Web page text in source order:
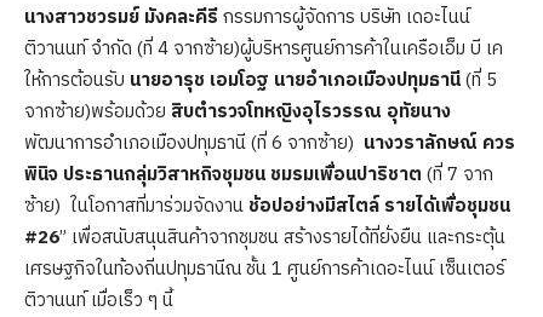
นางสาวชวรมย์ มังคละคีรีกรรมการผู้จัดการ บริษัท เดอะไนน์
ติวานนท์ จำกัด (ที่ 4 จากซ้าย)ผู้บริหารศูนย์การค้าในเครือเอ็ม บี เค
ให้การต้อนรับ นายอารุช เอมโอฐ นายอำเภอเมืองปทุมธานี(ที่ 5
จากซ้าย)พร้อมด้วย สิบตำรวจโทหญิงอุไรวรรณ อุทัยนาง
พัฒนาการอำเภอเมืองปทุมธานี (ที่ 6 จากซ้าย) นางวราลักษณ์ ควร
พินิจ ประธานกลุ่มวิสาหกิจชุมชน ชมรมเพื่อนปาริชาต (ที่ 7 จาก
ซ้าย) ในโอกาสที่มาร่วมจัดงาน ช้อปอย่างมีสไตล์ รายได้เพื่อชุมชน
#26” เพื่อสนับสนุนสินค้าจากชุมชน สร้างรายได้ที่ยั่งยืน และกระตุ้น
เศรษฐกิจในท้องถิ่นปทุมธานีณ ชั้น 1 ศูนย์การค้าเดอะไนน์ เซ็นเตอร์
ติวานนท์ เมื่อเร็ว ๆ นี้